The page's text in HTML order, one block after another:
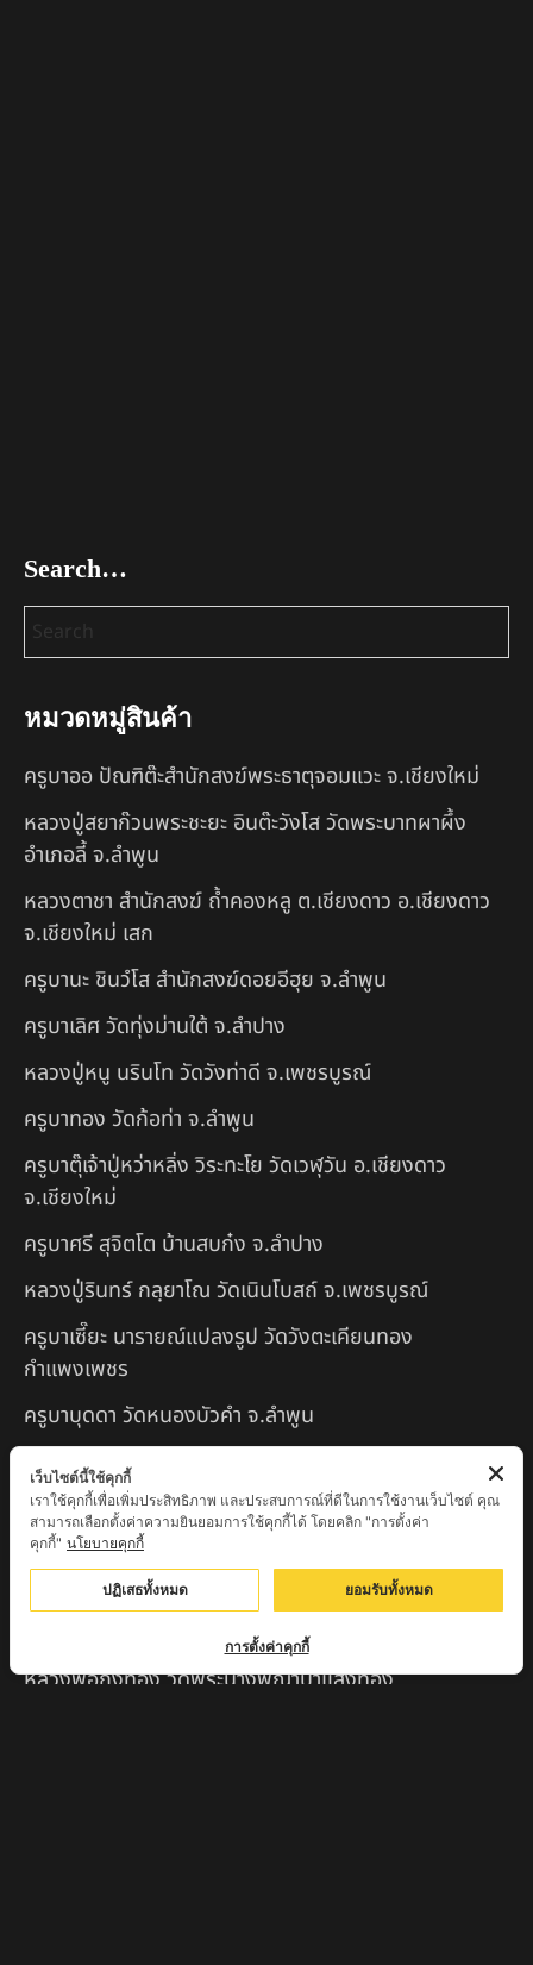
Search…
หมวดหมู่สินค้า
ครูบาออ ปัณฑิต๊ะสำนักสงฆ์พระธาตุจอมแวะ จ.เชียงใหม่
หลวงปู่สยาก๊วนพระชะยะ อินต๊ะวังโส วัดพระบาทผาผึ้ง
อำเภอลี้ จ.ลำพูน
หลวงตาชา สำนักสงฆ์ ถ้ำคองหลู ต.เชียงดาว อ.เชียงดาว
จ.เชียงใหม่ เสก
ครูบานะ ชินวํโส สำนักสงฆ์ดอยอีฮุย จ.ลำพูน
ครูบาเลิศ วัดทุ่งม่านใต้ จ.ลำปาง
หลวงปู่หนู นรินโท วัดวังท่าดี จ.เพชรบูรณ์
ครูบาทอง วัดก้อท่า จ.ลำพูน
ครูบาตุ๊เจ้าปู่หว่าหลิ่ง วิระทะโย วัดเวฬุวัน อ.เชียงดาว
จ.เชียงใหม่
ครูบาศรี สุจิตโต บ้านสบก๋ง จ.ลำปาง
หลวงปู่รินทร์ กลฺยาโณ วัดเนินโบสถ์ จ.เพชรบูรณ์
ครูบาเซี๊ยะ นารายณ์แปลงรูป วัดวังตะเคียนทอง
กำแพงเพชร
ครูบาบุดดา วัดหนองบัวคํา จ.ลําพูน
หลวงพ่อเสน่ห์ วัดพันศรี จ.อุทัยธานี
พระอาจารย์นอง มงฺคลิโก วัดอัมพวันดอนใหญ่ ตำบลหนอง
กรด จังหวัดนครสวรรค์
ครูบาวิ วิมาโล สำนักสงฆ์พระธาตุดอยจอมแวะ จ.เชียงใหม่
ครูบาอินแก้ว ดอยทีมู จังหวัดตาก
หลวงพ่อถังทอง วัดพระนางพญาป่าแสงทอง
เว็บไซต์นี้ใช้คุกกี้
เราใช้คุกกี้เพื่อเพิ่มประสิทธิภาพ และประสบการณ์ที่ดีในการใช้งานเว็บไซต์ คุณ
สามารถเลือกตั้งค่าความยินยอมการใช้คุกกี้ได้ โดยคลิก "การตั้งค่า
คุกกี้" นโยบายคุกกี้
ปฏิเสธทั้งหมด ยอมรับทั้งหมด
การตั้งค่าคุกกี้